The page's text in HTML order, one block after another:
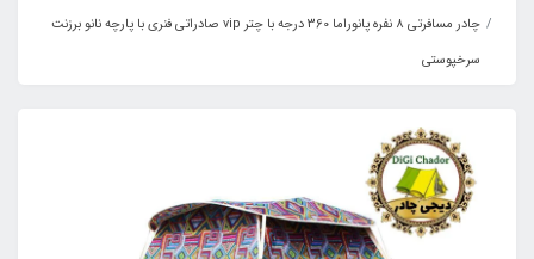
چادر مسافرتی 8 نفره پانوراما 360 درجه با چتر vip صادراتی فنری با پارچه نانو برزنت
سرخپوستی